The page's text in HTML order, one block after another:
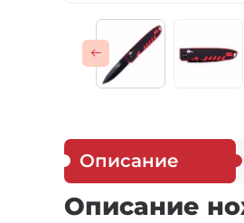
Описание
Описание